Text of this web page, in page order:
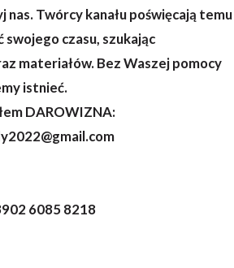
nas. Twórcy kanału poświęcają temu
czasu, szukając
materiałów. Bez Waszej pomocy
istnieć.
DAROWIZNA:
6085 8218